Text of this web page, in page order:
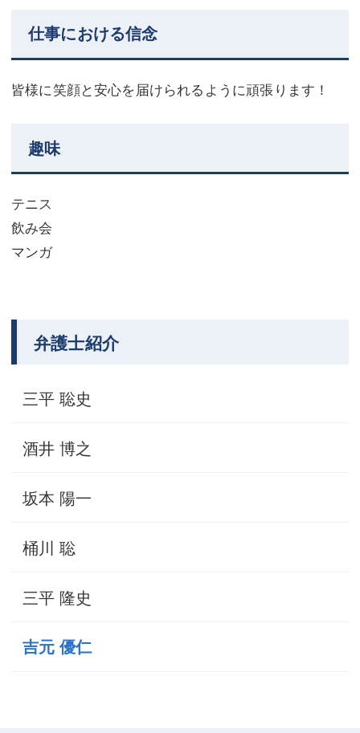
仕事における信念
皆様に笑顔と安心を届けられるように頑張ります！
趣味
テニス
飲み会
マンガ
弁護士紹介
三平 聡史
酒井 博之
坂本 陽一
桶川 聡
三平 隆史
吉元 優仁